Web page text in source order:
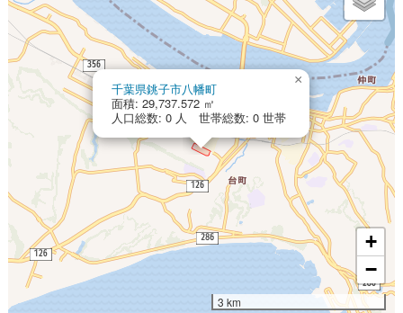
千葉県銚子市八幡町
面積: 29,737.572 ㎡
人口総数: 0 人 世帯総数: 0 世帯
×
+
−
3 km